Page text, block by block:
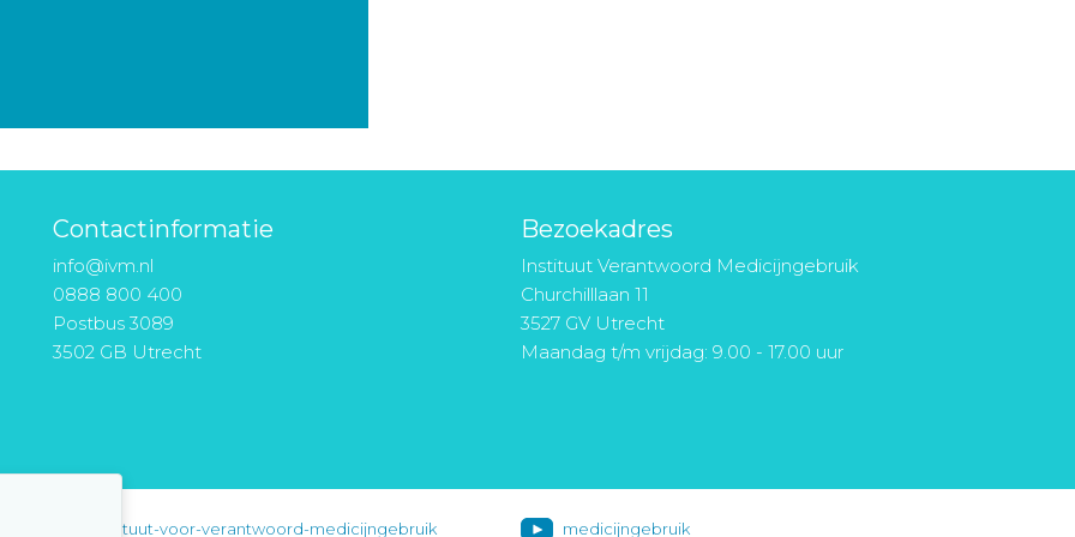
Contactinformatie
info@ivm.nl
0888 800 400
Postbus 3089
3502 GB Utrecht
Bezoekadres
Instituut Verantwoord Medicijngebruik
Churchilllaan 11
3527 GV Utrecht
Maandag t/m vrijdag: 9.00 - 17.00 uur
instituut-voor-verantwoord-medicijngebruik medicijngebruik